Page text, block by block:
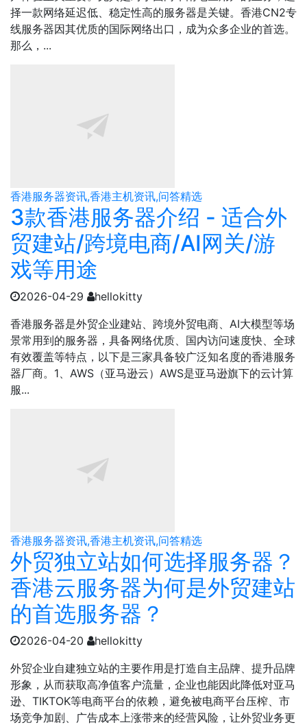
择一款网络延迟低、稳定性高的服务器是关键。香港CN2专
线服务器因其优质的国际网络出口，成为众多企业的首选。
那么，...
香港服务器资讯,香港主机资讯,问答精选
3款香港服务器介绍 - 适合外
贸建站/跨境电商/AI网关/游
戏等用途
2026-04-29
hellokitty
香港服务器是外贸企业建站、跨境外贸电商、AI大模型等场
景常用到的服务器，具备网络优质、国内访问速度快、全球
有效覆盖等特点，以下是三家具备较广泛知名度的香港服务
器厂商。1、AWS（亚马逊云）AWS是亚马逊旗下的云计算
服...
香港服务器资讯,香港主机资讯,问答精选
外贸独立站如何选择服务器？
香港云服务器为何是外贸建站
的首选服务器？
2026-04-20
hellokitty
外贸企业自建独立站的主要作用是打造自主品牌、提升品牌
形象，从而获取高净值客户流量，企业也能因此降低对亚马
逊、TIKTOK等电商平台的依赖，避免被电商平台压榨、市
场竞争加剧、广告成本上涨带来的经营风险，让外贸业务更